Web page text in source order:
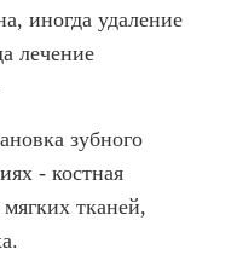
иногда удаление
лечение
зубного
- костная
тканей,